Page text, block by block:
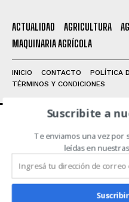
Leí y acepto laPolítica de
ACTUALIDAD AGRICULTURA
MAQUINARIA AGRÍCOLA
INICIO CONTACTO
POLÍTICA
TÉRMINOS Y CONDICIONES
ACERCA DE NOSOTROS
Noticias de Campo es un
focalizado en Redes
todas las noticias del
Suscribite a
Te enviamos una vez por
leídas en